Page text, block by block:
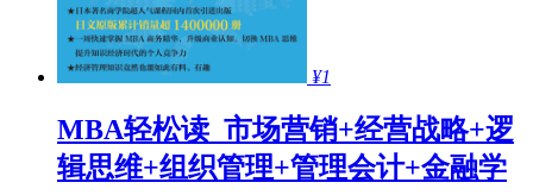
¥1
MBA轻松读_市场营销+经营战略+逻
辑思维+组织管理+管理会计+金融学